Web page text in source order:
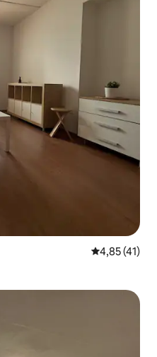
4,85 de uma
4,85 (41)